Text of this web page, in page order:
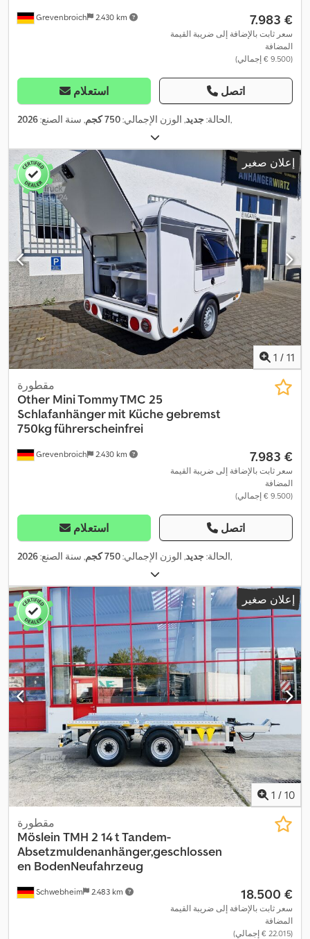
Grevenbroich 2.430 km ‏7.983 €
سعر ثابت بالإضافة إلى ضريبة القيمة
المضافة
(‏9.500 € إجمالي)
استعلام اتصل
الحالة:جديد, الوزن الإجمالي:750 كجم , سنة الصنع:2026 ,
إعلان صغير
1 / 11
Grevenbroich 2.430 km
مقطورة
Other Mini Tommy TMC 25
Schlafanhänger mit Küche gebremst
750kg führerscheinfrei
‏7.983 €
سعر ثابت بالإضافة إلى ضريبة القيمة
المضافة
(‏9.500 € إجمالي)
استعلام اتصل
الحالة:جديد, الوزن الإجمالي:750 كجم , سنة الصنع:2026 ,
إعلان صغير
1 / 10
Schwebheim 2.483 km
مقطورة
Möslein TMH 2 14 t Tandem-
Absetzmuldenanhänger,geschlossen
en BodenNeufahrzeug
‏18.500 €
سعر ثابت بالإضافة إلى ضريبة القيمة
المضافة
(‏22.015 € إجمالي)